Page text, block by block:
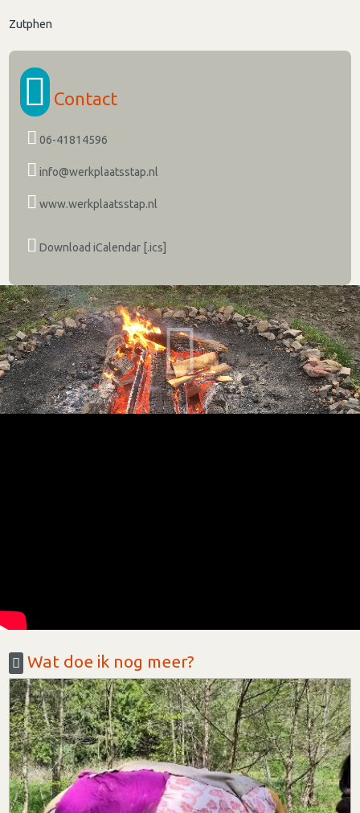
Zutphen
Contact
06-41814596
info@werkplaatsstap.nl
www.werkplaatsstap.nl
Download iCalendar [.ics]
Wat doe ik nog meer?